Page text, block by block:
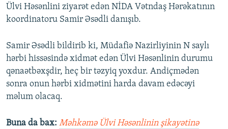
Ülvi Həsənlini ziyarət edən NİDA Vətndaş Hərəkatının
koordinatoru Samir Əsədli danışıb.
Samir Əsədli bildirib ki, Müdafiə Nazirliyinin N saylı
hərbi hissəsində xidmət edən Ülvi Həsənlinin durumu
qənaətbəxşdir, heç bir təzyiq yoxdur. Andiçmədən
sonra onun hərbi xidmətini harda davam edəcəyi
məlum olacaq.
Buna da bax: Məhkəmə Ülvi Həsənlinin şikayətinə